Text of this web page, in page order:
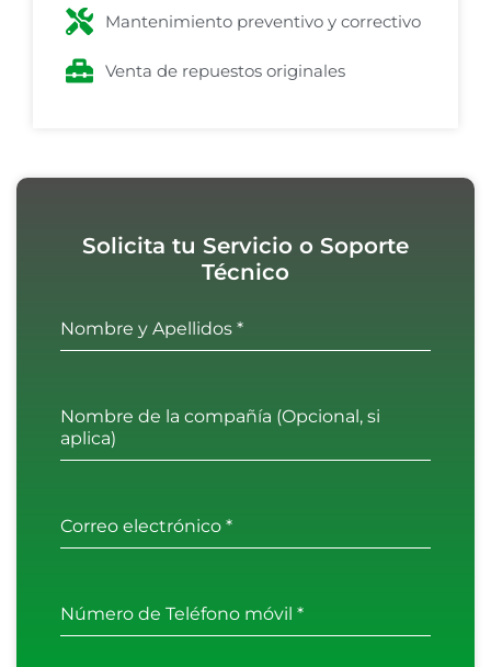
Mantenimiento preventivo y correctivo
Venta de repuestos originales
Solicita tu Servicio o Soporte
Técnico
Nombre y Apellidos *
Nombre de la compañía (Opcional, si
aplica)
Correo electrónico *
Número de Teléfono móvil *